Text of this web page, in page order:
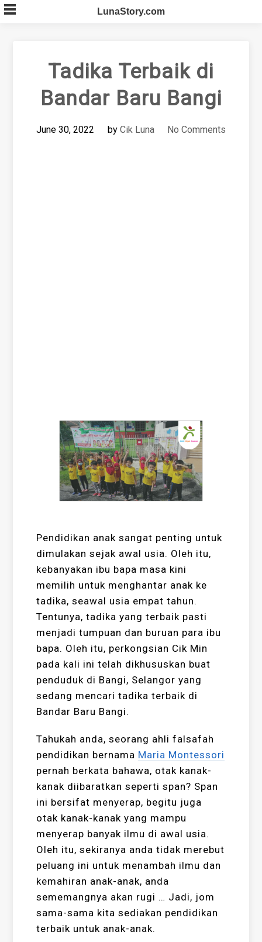
Skip
to
LunaStory.com
Tadika Terbaik di
Bandar Baru Bangi
June 30, 2022 by Cik Luna No Comments
Pendidikan anak sangat penting untuk
dimulakan sejak awal usia. Oleh itu,
kebanyakan ibu bapa masa kini
memilih untuk menghantar anak ke
tadika, seawal usia empat tahun.
Tentunya, tadika yang terbaik pasti
menjadi tumpuan dan buruan para ibu
bapa. Oleh itu, perkongsian Cik Min
pada kali ini telah dikhususkan buat
penduduk di Bangi, Selangor yang
sedang mencari tadika terbaik di
Bandar Baru Bangi.
Tahukah anda, seorang ahli falsafah
pendidikan bernama Maria Montessori
pernah berkata bahawa, otak kanak-
kanak diibaratkan seperti span? Span
ini bersifat menyerap, begitu juga
otak kanak-kanak yang mampu
menyerap banyak ilmu di awal usia.
Oleh itu, sekiranya anda tidak merebut
peluang ini untuk menambah ilmu dan
kemahiran anak-anak, anda
sememangnya akan rugi … Jadi, jom
sama-sama kita sediakan pendidikan
terbaik untuk anak-anak.